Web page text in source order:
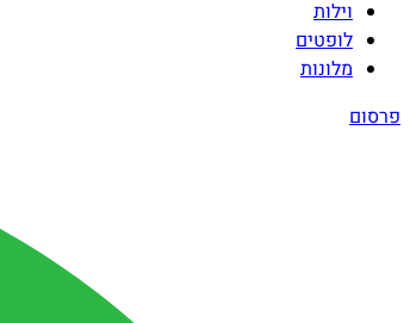
וילות
לופטים
מלונות
פרסום